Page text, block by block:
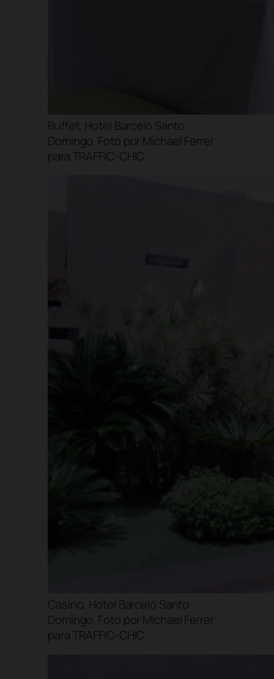
Buffet, Hotel Barceló Santo
Domingo. Foto por Michael Ferrer
para TRAFFIC-CHIC.
Casino, Hotel Barceló Santo
Domingo. Foto por Michael Ferrer
para TRAFFIC-CHIC.